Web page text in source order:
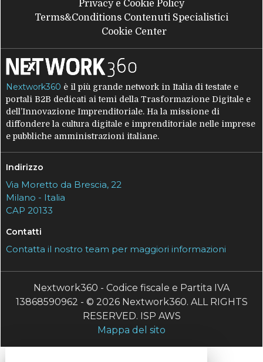
Privacy e Cookie Policy
Terms&Conditions Contenuti Specialistici
Cookie Center
Nextwork360 è il più grande network in Italia di testate e
portali B2B dedicati ai temi della Trasformazione Digitale e
dell’Innovazione Imprenditoriale. Ha la missione di
diffondere la cultura digitale e imprenditoriale nelle imprese
e pubbliche amministrazioni italiane.
Indirizzo
Via Moretto da Brescia, 22
Milano - Italia
CAP 20133
Contatti
Contatta il nostro team per maggiori informazioni
Nextwork360 - Codice fiscale e Partita IVA
13868590962 - © 2026 Nextwork360. ALL RIGHTS
RESERVED. ISP AWS
Mappa del sito